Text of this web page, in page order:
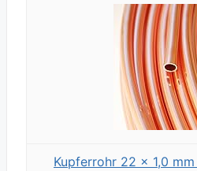
Kupferrohr 22 x 1,0